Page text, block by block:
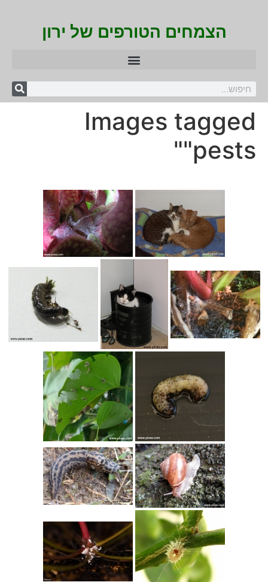
הצמחים הטורפים של ירון
Images tagged
"pests"